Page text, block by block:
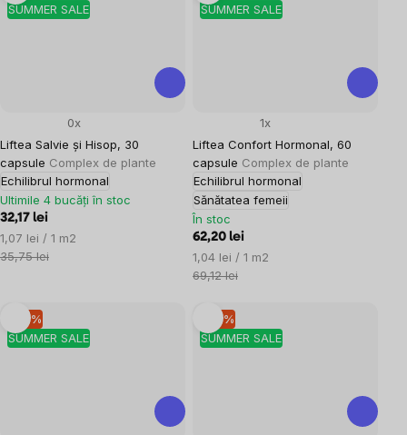
SUMMER SALE
Liftea Salvie și Hisop, 30
capsule Complex de plante
Echilibrul hormonal
0x
Ultimile 4 bucăți în stoc
32,17 lei
Evaluare
preţ:
1,07 lei / 1 m2
35,75 lei
SUMMER SALE
Liftea Confort Hormonal, 60
capsule Complex de plante
Echilibrul hormonal
Sănătatea femeii
1x
În stoc
62,20 lei
Evaluare
preţ:
1,04 lei / 1 m2
69,12 lei
SUMMER SALE
–10 %
SUMMER SALE
–10 %